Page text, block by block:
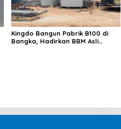
Kingdo Bangun Pabrik B100 di
Bangka, Hadirkan BBM Asli